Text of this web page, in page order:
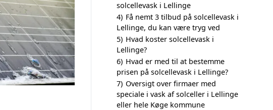
solcellevask i Lellinge
4) Få nemt 3 tilbud på solcellevask i
Lellinge, du kan være tryg ved
5) Hvad koster solcellevask i
Lellinge?
6) Hvad er med til at bestemme
prisen på solcellevask i Lellinge?
7) Oversigt over firmaer med
speciale i vask af solceller i Lellinge
eller hele Køge kommune